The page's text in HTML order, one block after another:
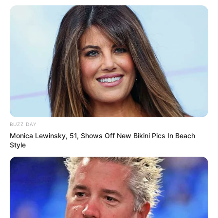
Selbstverständlich können Kletterparks aber auch perE-
für den Eintrag vorgeschlagen werden.
Deutschlandweit Veranstaltung kostenlos
Wäre es nicht besser, wenn sich die Präsidenten und
Generäle mit Knüppeln gegenseitig erschlagen würden,
statt mit ihren Herdenarmeen so viele andere Menschen
zu ermorden?
weitere Kalauer
BUZZ DAY
Monica Lewinsky, 51, Shows Off New Bikini Pics In Beach
Style